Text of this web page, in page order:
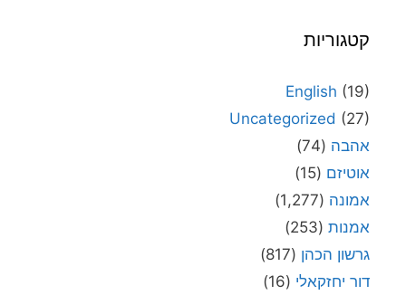
קטגוריות
English (19)
Uncategorized (27)
אהבה (74)
אוטיזם (15)
אמונה (1,277)
אמנות (253)
גרשון הכהן (817)
דור יחזקאלי (16)